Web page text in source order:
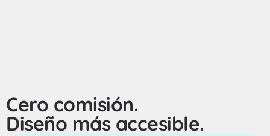
Cero comisión.
Diseño más accesible.